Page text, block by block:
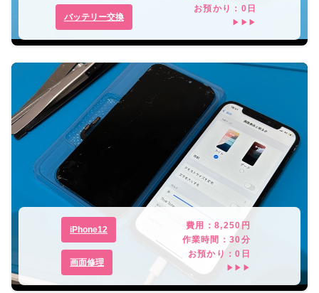
バッテリー交換
お預かり： 0 日
▶▶▶
iPhone12
画面修理
費用：8,250 円
作業時間： 30分
お預かり：0 日
▶▶▶